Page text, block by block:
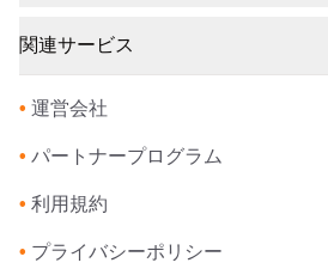
関連サービス
• 運営会社
• パートナープログラム
• 利用規約
• プライバシーポリシー